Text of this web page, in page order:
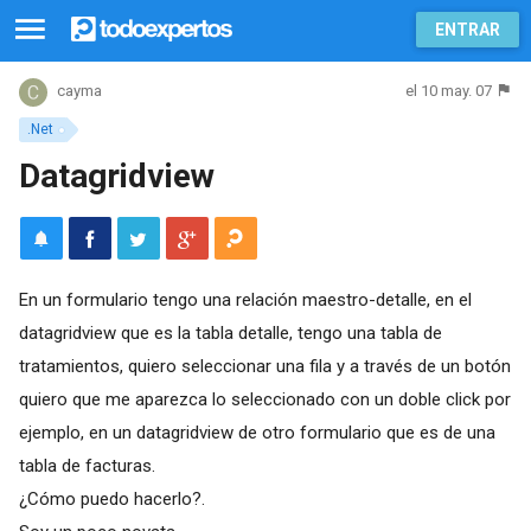
ENTRAR
.Net
cayma el 10 may. 07
Datagridview
En un formulario tengo una relación maestro-detalle, en el
datagridview que es la tabla detalle, tengo una tabla de
tratamientos, quiero seleccionar una fila y a través de un botón
quiero que me aparezca lo seleccionado con un doble click por
ejemplo, en un datagridview de otro formulario que es de una
tabla de facturas.
¿Cómo puedo hacerlo?.